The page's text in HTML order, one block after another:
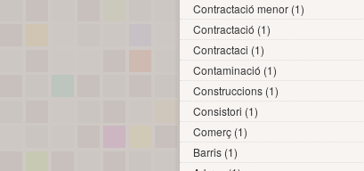
Contractació menor (1)
Contractació (1)
Contractaci (1)
Contaminació (1)
Construccions (1)
Consistori (1)
Comerç (1)
Barris (1)